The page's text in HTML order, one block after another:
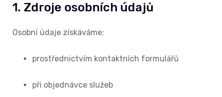
1. Zdroje osobních údajů
Osobní údaje získáváme:
prostřednictvím kontaktních formulářů
při objednávce služeb